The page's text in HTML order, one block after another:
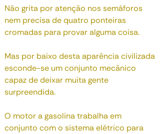
Não grita por atenção nos semáforos
nem precisa de quatro ponteiras
cromadas para provar alguma coisa.
Mas por baixo desta aparência civilizada
esconde-se um conjunto mecânico
capaz de deixar muita gente
surpreendida.
O motor a gasolina trabalha em
conjunto com o sistema elétrico para